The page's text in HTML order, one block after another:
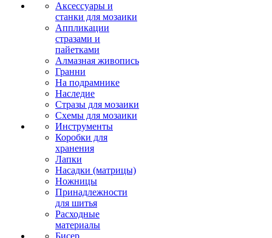
Аксессуары и
станки для мозаики
Аппликации
стразами и
пайетками
Алмазная живопись
Гранни
На подрамнике
Наследие
Стразы для мозаики
Схемы для мозаики
Инструменты
Коробки для
хранения
Лапки
Насадки (матрицы)
Ножницы
Принадлежности
для шитья
Расходные
материалы
Бисер